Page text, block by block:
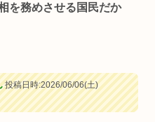
を務めさせる国民だか
投稿日時:2026/06/06(土)